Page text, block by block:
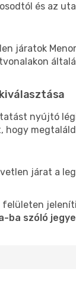
és az
járatok
nyújtó
járat a
ba szóló